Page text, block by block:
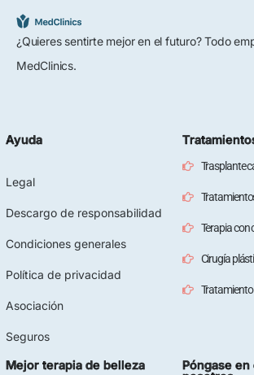
¿Quieres sentirte mejor en el futuro? Todo
MedClinics.
Ayuda
Legal
Descargo de responsabilidad
Condiciones generales
Política de privacidad
Asociación
Seguros
Trasplante
Terapia con
Cirugía
Tratamiento
Mejor terapia de belleza Póngase